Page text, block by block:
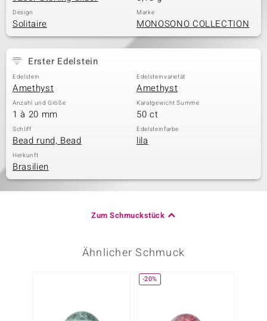
Design
Solitaire
Marke
MONOSONO COLLECTION
Erster Edelstein
Edelstein
Amethyst
Edelsteinvarietät
Amethyst
Anzahl und Größe
1 à 20 mm
Karatgewicht Summe
50 ct
Schliff
Bead rund, Bead
Edelsteinfarbe
lila
Herkunft
Brasilien
Zum Schmuckstück
Ähnlicher Schmuck
-20%